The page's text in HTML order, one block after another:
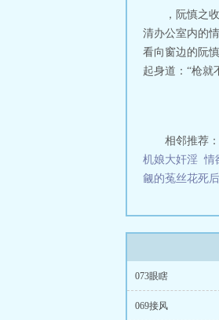
，阮慎之
清办公室内的
看向窗边的阮
起身道：“枪就
相邻推荐：
机娘大奸淫 情
觎的菟丝花死后
073眼瞎
069接风